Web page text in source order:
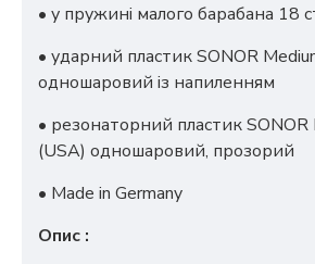
• у пружині малого барабана 18
• ударний пластик SONOR
одношаровий із напиленням
• резонаторний пластик SONOR
(USA) одношаровий, прозорий
• Made in Germany
Опис :